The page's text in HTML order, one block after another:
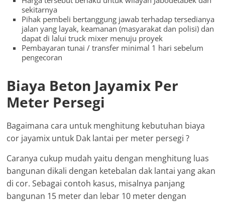
sekitarnya
Pihak pembeli bertanggung jawab terhadap tersedianya
jalan yang layak, keamanan (masyarakat dan polisi) dan
dapat di lalui truck mixer menuju proyek
Pembayaran tunai / transfer minimal 1 hari sebelum
pengecoran
Biaya Beton Jayamix Per
Meter Persegi
Bagaimana cara untuk menghitung kebutuhan biaya
cor jayamix untuk Dak lantai per meter persegi ?
Caranya cukup mudah yaitu dengan menghitung luas
bangunan dikali dengan ketebalan dak lantai yang akan
di cor. Sebagai contoh kasus, misalnya panjang
bangunan 15 meter dan lebar 10 meter dengan